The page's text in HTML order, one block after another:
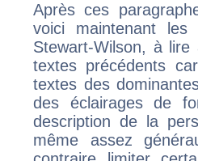
Après ces
voici maintenant
Stewart-Wilson, à
textes précédents
textes des
des éclairages de
description de la
même assez